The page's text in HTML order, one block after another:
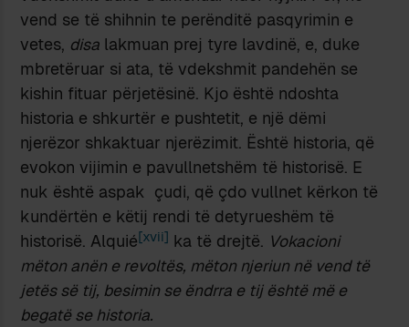
vend se të shihnin te perënditë pasqyrimin e
vetes, disa lakmuan prej tyre lavdinë, e, duke
mbretëruar si ata, të vdekshmit pandehën se
kishin fituar përjetësinë. Kjo është ndoshta
historia e shkurtër e pushtetit, e një dëmi
njerëzor shkaktuar njerëzimit. Është historia, që
evokon vijimin e pavullnetshëm të historisë. E
nuk është aspak çudi, që çdo vullnet kërkon të
kundërtën e këtij rendi të detyrueshëm të
historisë. Alquié[xvii] ka të drejtë. Vokacioni
mëton anën e revoltës, mëton njeriun në vend të
jetës së tij, besimin se ëndrra e tij është më e
begatë se historia.